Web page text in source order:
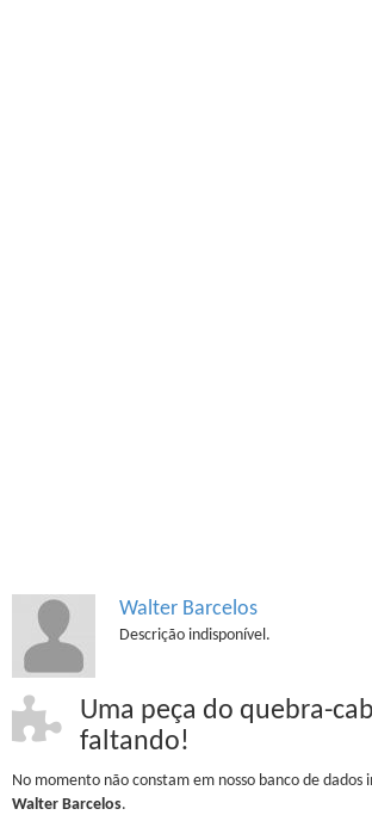
Walter Barcelos
Descrição indisponível.
Uma peça do quebra-
faltando!
No momento não constam em nosso banco de dados
Walter Barcelos.